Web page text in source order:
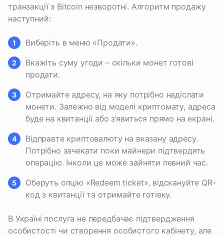
транзакції з Bitcoin незворотні. Алгоритм продажу
наступний:
Виберіть в меню «Продати».
Вкажіть суму угоди – скільки монет готові
продати.
Отримайте адресу, на яку потрібно надіслати
монети. Залежно від моделі криптомату, адреса
буде на квитанції або з’явиться прямо на екрані.
Відправте криптовалюту на вказану адресу.
Потрібно зачекати поки майнери підтвердять
операцію. Інколи це може зайняти певний час.
Оберуть опцію «Redeem ticket», відскануйте QR-
код з квитанції та отримайте готівку.
В Україні послуга не передбачає підтвердження
особистості чи створення особистого кабінету, але